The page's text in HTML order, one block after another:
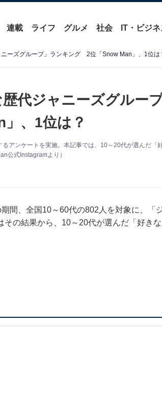
連載 ライフ グルメ 社会 IT・ビジネ
ーズグループ」ランキング 2位「Snow Man」、1位は
代ジャニーズグルー
、1位は？
アンケートを実施。本記事では、10～20代が選んだ「
公式Instagramより）
間、全国10～60代の802人を対象に、「
の結果から、10～20代が選んだ「好き